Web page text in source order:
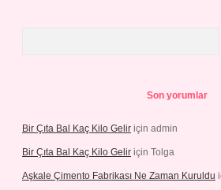
Son yorumlar
Bir Çıta Bal Kaç Kilo Gelir için admin
Bir Çıta Bal Kaç Kilo Gelir için Tolga
Aşkale Çimento Fabrikası Ne Zaman Kuruldu